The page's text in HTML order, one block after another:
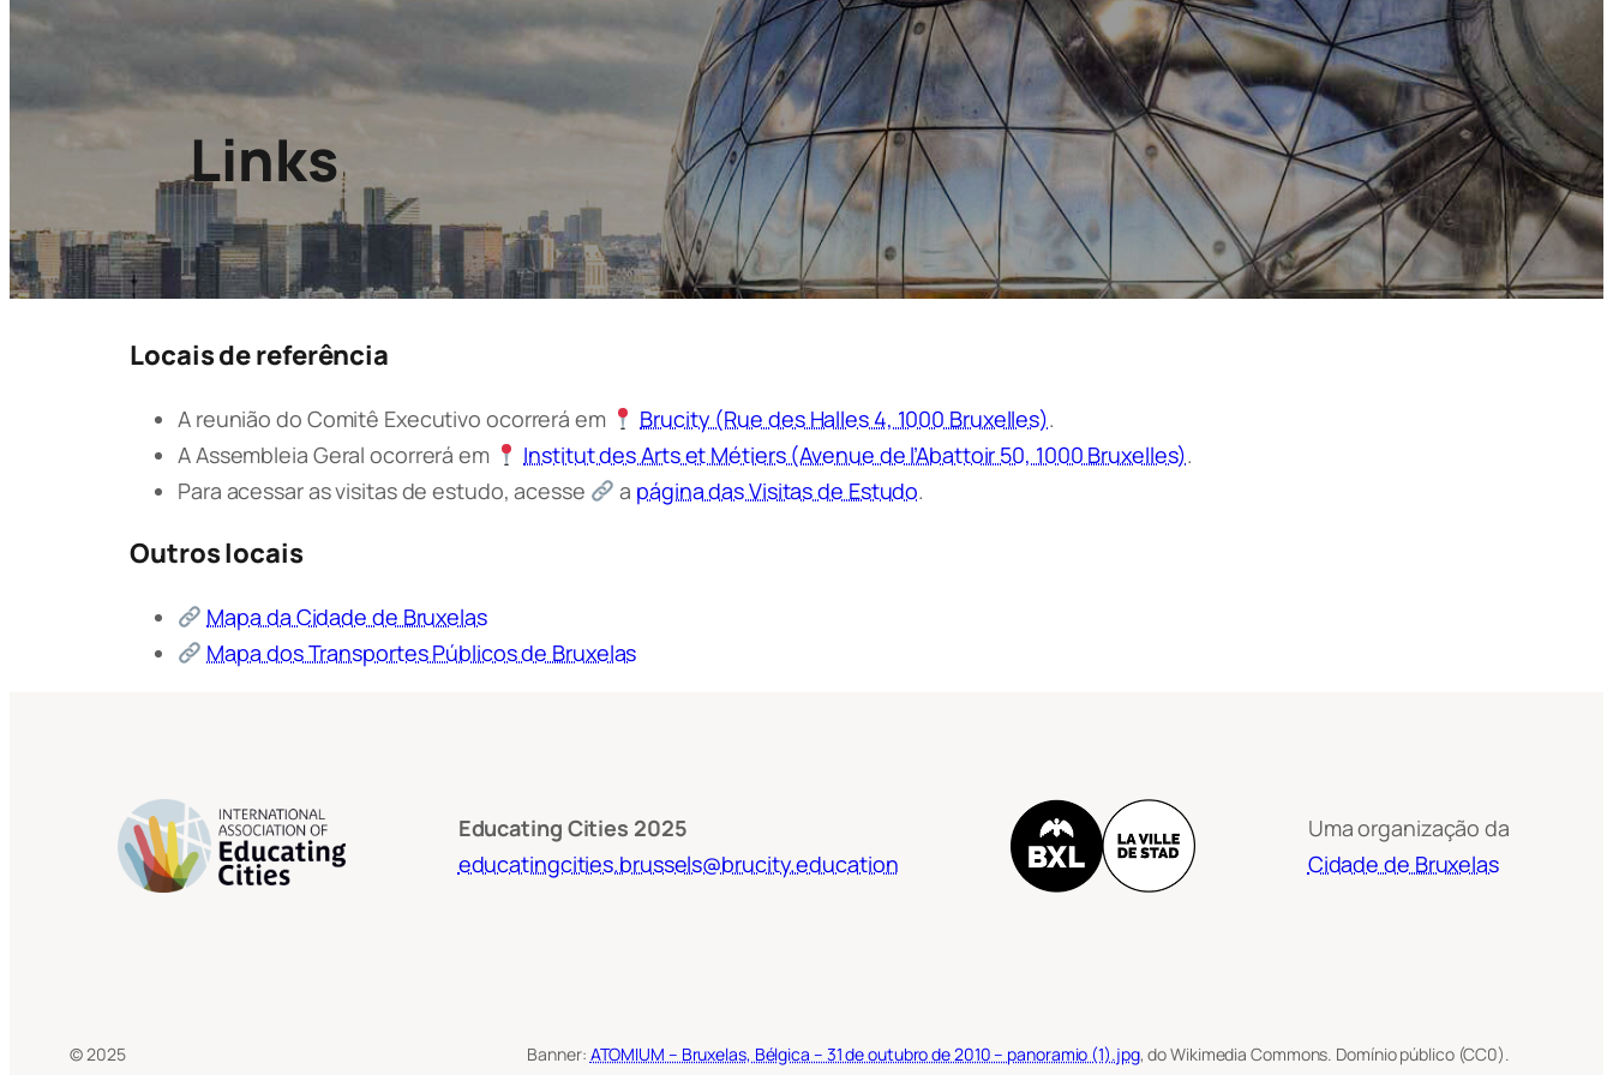
Links
Locais de referência
A reunião do Comitê Executivo ocorrerá em Brucity (Rue des Halles 4, 1000 Bruxelles).
A Assembleia Geral ocorrerá em
Institut des Arts et Métiers (Avenue de l’Abattoir 50, 1000 Bruxelles).
Para acessar as visitas de estudo, acesse
a página das Visitas de Estudo.
Outros locais
Mapa da Cidade de Bruxelas
Mapa dos Transportes Públicos de Bruxelas
Educating Cities 2025
educatingcities.brussels@brucity.education
Uma organização da
Cidade de Bruxelas
© 2025 Banner: ATOMIUM – Bruxelas, Bélgica – 31 de outubro de 2010 – panoramio (1).jpg, do Wikimedia Commons. Domínio público (CC0).